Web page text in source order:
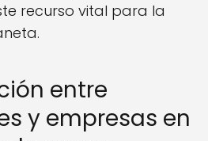
recurso vital para la
entre
y empresas en